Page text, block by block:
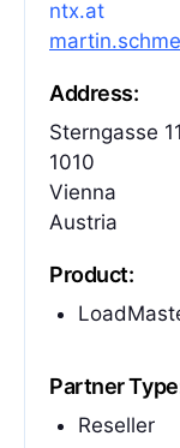
ntx.at
Address:
Sterngasse
1010
Vienna
Austria
Product:
Partner
Reseller